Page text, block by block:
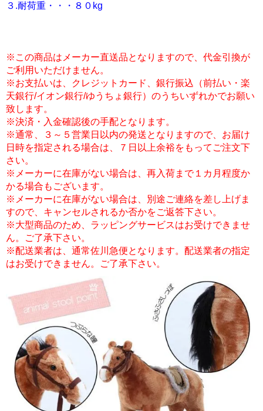
３.耐荷重・・・８０kg
※この商品はメーカー直送品となりますので、代金引換が
ご利用いただけません。
※お支払いは、クレジットカード、銀行振込（前払い・楽
天銀行/イオン銀行/ゆうちょ銀行）のうちいずれかでお願い
致します。
※決済・入金確認後の手配となります。
※通常、３～５営業日以内の発送となりますので、お届け
日時を指定される場合は、７日以上余裕をもってご注文下
さい。
※メーカーに在庫がない場合は、再入荷まで１カ月程度か
かる場合もございます。
※メーカーに在庫がない場合は、別途ご連絡を差し上げま
すので、キャンセルされるか否かをご返答下さい。
※大型商品のため、ラッピングサービスはお受けできませ
ん。ご了承下さい。
※配送業者は、通常佐川急便となります。配送業者の指定
はお受けできません。ご了承下さい。